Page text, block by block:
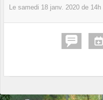
Le samedi 18 janv. 2020 de 14h